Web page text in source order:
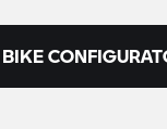
BIKE